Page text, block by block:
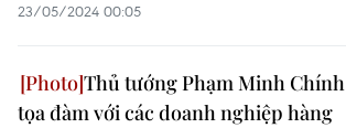
23/05/2024 00:05
Thủ tướng Phạm Minh Chính
tọa đàm với các doanh nghiệp hàng